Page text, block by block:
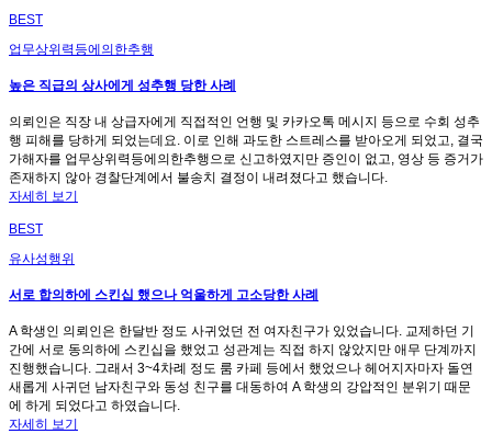
BEST
업무상위력등에의한추행
높은 직급의 상사에게 성추행 당한 사례
의뢰인은 직장 내 상급자에게 직접적인 언행 및 카카오톡 메시지 등으로 수회 성추
행 피해를 당하게 되었는데요. 이로 인해 과도한 스트레스를 받아오게 되었고, 결국
가해자를 업무상위력등에의한추행으로 신고하였지만 증인이 없고, 영상 등 증거가
존재하지 않아 경찰단계에서 불송치 결정이 내려졌다고 했습니다.
자세히 보기
BEST
유사성행위
서로 합의하에 스킨십 했으나 억울하게 고소당한 사례
A 학생인 의뢰인은 한달반 정도 사귀었던 전 여자친구가 있었습니다. 교제하던 기
간에 서로 동의하에 스킨십을 했었고 성관계는 직접 하지 않았지만 애무 단계까지
진행했습니다. 그래서 3~4차례 정도 룸 카페 등에서 했었으나 헤어지자마자 돌연
새롭게 사귀던 남자친구와 동성 친구를 대동하여 A 학생의 강압적인 분위기 때문
에 하게 되었다고 하였습니다.
자세히 보기